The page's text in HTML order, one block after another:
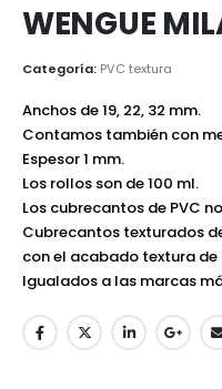
WENGUE
Categoría: PVC textura
Anchos de 19, 22, 32 mm.
Contamos también con
Espesor 1 mm.
Los rollos son de 100 ml.
Los cubrecantos de PVC
Cubrecantos texturados
con el acabado textura de
Igualados a las marcas